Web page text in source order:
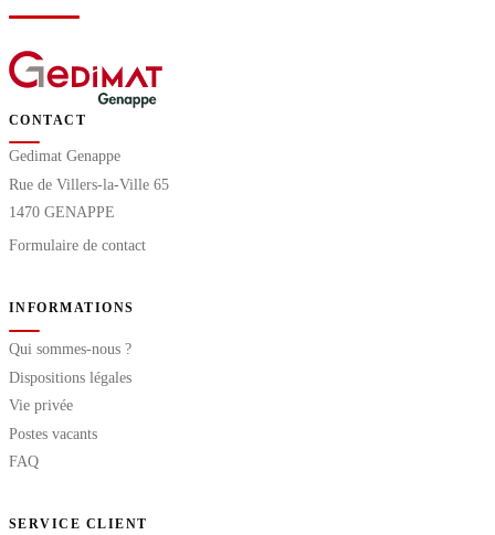
CONTACT
Gedimat Genappe
Rue de Villers-la-Ville 65
1470 GENAPPE
Formulaire de contact
INFORMATIONS
Qui sommes-nous ?
Dispositions légales
Vie privée
Postes vacants
FAQ
SERVICE CLIENT